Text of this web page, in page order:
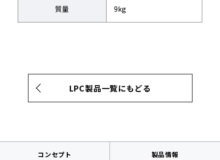
質量 9kg
LPC製品一覧にもどる
コンセプト 製品情報